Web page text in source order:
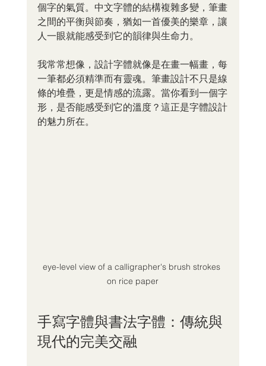
個字的氣質。中文字體的結構複雜多變，筆畫
之間的平衡與節奏，猶如一首優美的樂章，讓
人一眼就能感受到它的韻律與生命力。
我常常想像，設計字體就像是在畫一幅畫，每
一筆都必須精準而有靈魂。筆畫設計不只是線
條的堆疊，更是情感的流露。當你看到一個字
形，是否能感受到它的溫度？這正是字體設計
的魅力所在。
eye-level view of a calligrapher's brush strokes
on rice paper
手寫字體與書法字體：傳統與
現代的完美交融